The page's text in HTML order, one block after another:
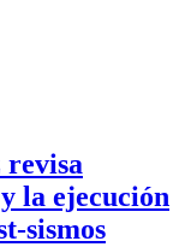
revisa
la ejecución
sismos